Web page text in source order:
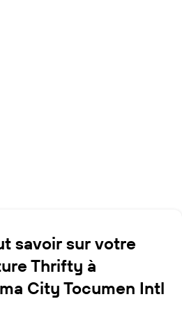
savoir sur votre
Thrifty à
City Tocumen Intl